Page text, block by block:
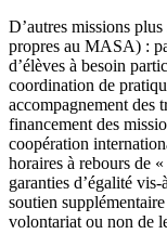
D’autres missions
propres au MASA) :
d’élèves à besoin
coordination de
accompagnement
financement des
coopération
horaires à rebours de
garanties d’égalité
soutien
volontariat ou non de